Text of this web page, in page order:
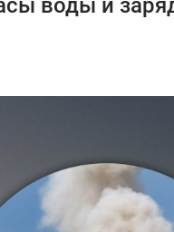
воды и